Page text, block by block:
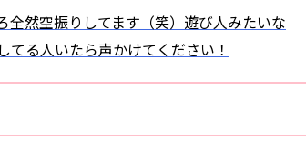
然空振りしてます（笑）遊び人みたいな
る人いたら声かけてください！